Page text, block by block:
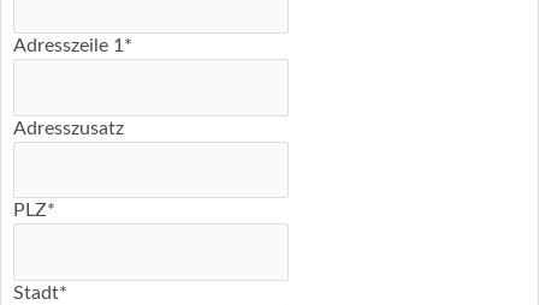
Adresszeile 1*
Adresszusatz
PLZ*
Stadt*